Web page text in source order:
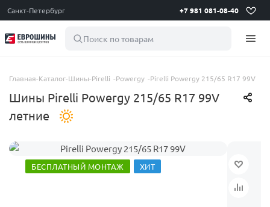
Санкт-Петербург +7 981 081-08-40
Поиск по товарам
Главная-Каталог-Шины-Pirelli -Powergy -Pirelli Powergy 215/65 R17 99V
Шины Pirelli Powergy 215/65 R17 99V
летние
БЕСПЛАТНЫЙ МОНТАЖ ХИТ